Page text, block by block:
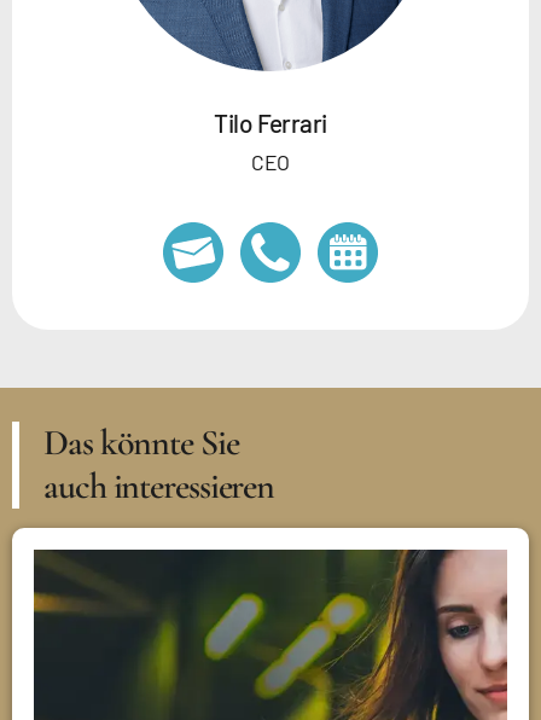
Tilo Ferrari
CEO
Das könnte Sie
auch interessieren